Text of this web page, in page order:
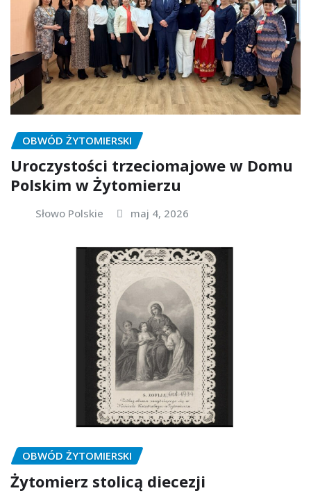
OBWÓD ŻYTOMIERSKI
Uroczystości trzeciomajowe w Domu
Polskim w Żytomierzu
Słowo Polskie maj 4, 2026
OBWÓD ŻYTOMIERSKI
Żytomierz stolicą diecezji